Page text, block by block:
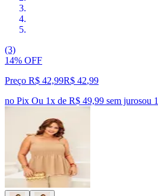
(3)
14% OFF
Preço R$ 42,99R$ 42,99
no Pix Ou 1x de R$ 49,99 sem jurosou 1